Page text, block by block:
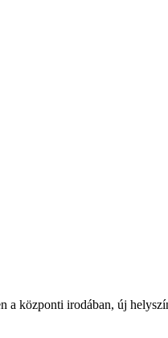
a központi irodában, új